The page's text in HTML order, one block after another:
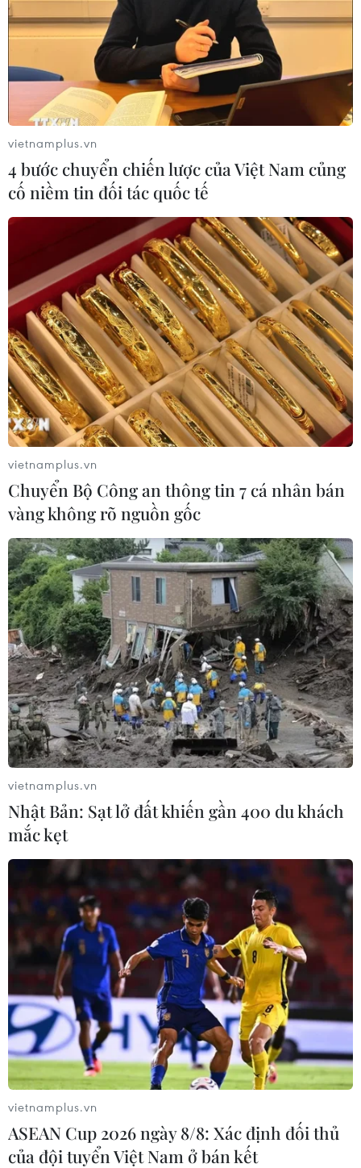
vietnamplus.vn
4 bước chuyển chiến lược của Việt Nam củng
cố niềm tin đối tác quốc tế
vietnamplus.vn
Chuyển Bộ Công an thông tin 7 cá nhân bán
vàng không rõ nguồn gốc
vietnamplus.vn
Nhật Bản: Sạt lở đất khiến gần 400 du khách
mắc kẹt
vietnamplus.vn
ASEAN Cup 2026 ngày 8/8: Xác định đối thủ
của đội tuyển Việt Nam ở bán kết